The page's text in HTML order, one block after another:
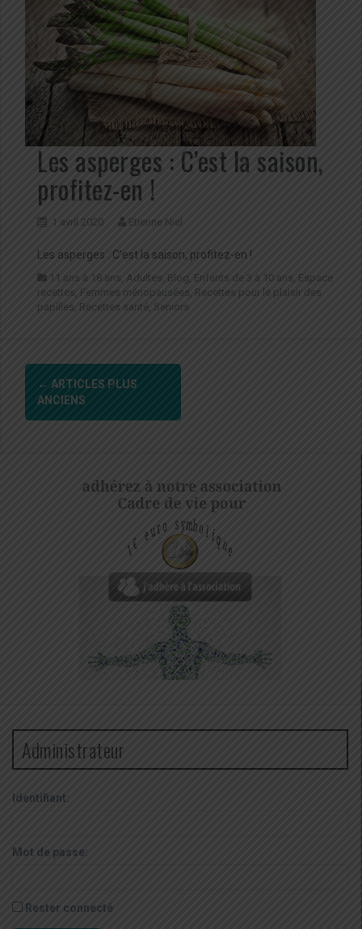
Les asperges : C’est la saison,
profitez-en !
1 avril 2020 Etienne Niel
Les asperges : C’est la saison, profitez-en !
11 ans à 18 ans Adultes Blog Enfants de 3 à 10 ans Espace
recettes Femmes ménopausées Recettes pour le plaisir des
papilles Recettes santé Seniors
Navigation
des
← ARTICLES PLUS
ANCIENS
Administrateur
Identifiant:
Mot de passe:
Rester connecté